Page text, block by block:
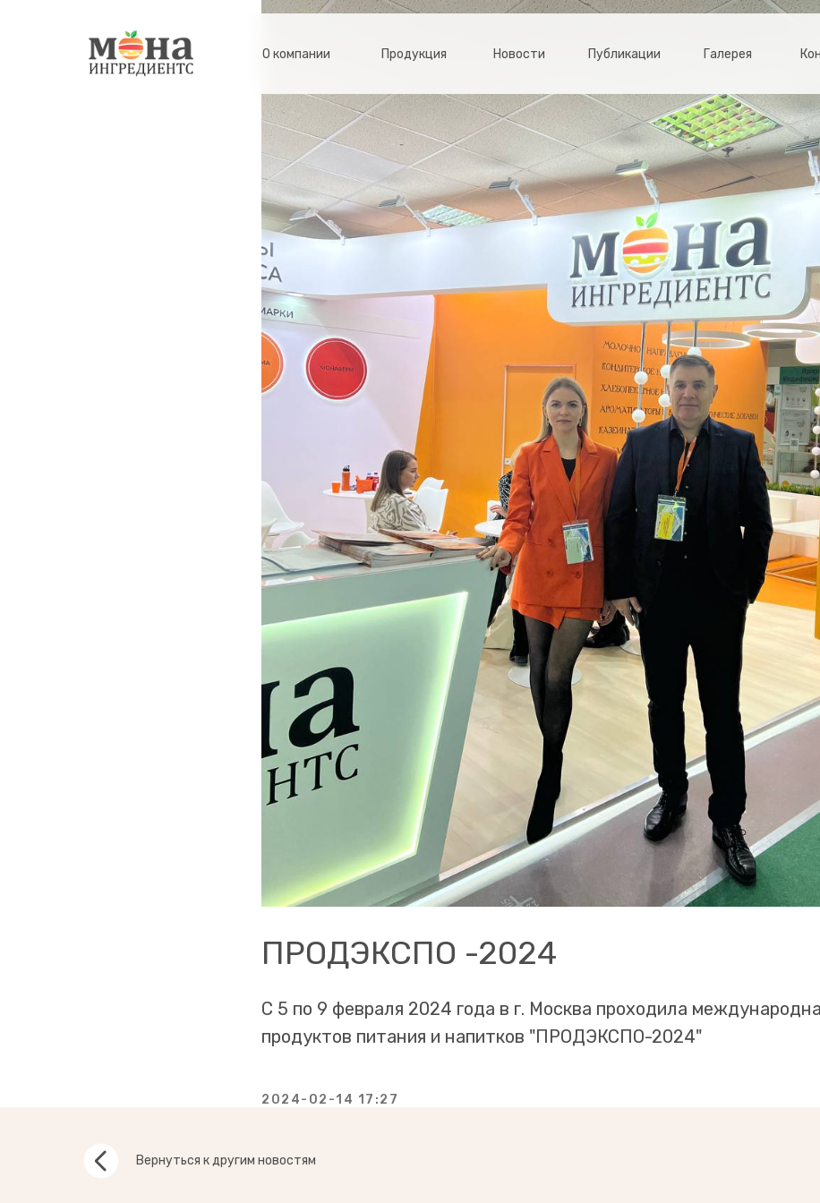
О компании Продукция Новости Публикации Галерея
ПРОДЭКСПО -2024
С 5 по 9 февраля 2024 года в г. Москва проходила
продуктов питания и напитков "ПРОДЭКСПО-2024"
2024-02-14 17:27
Вернуться к другим новостям